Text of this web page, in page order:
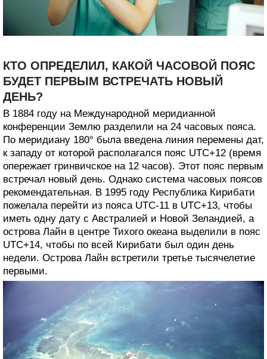
КТО ОПРЕДЕЛИЛ, КАКОЙ ЧАСОВОЙ ПОЯС
БУДЕТ ПЕРВЫМ ВСТРЕЧАТЬ НОВЫЙ
ДЕНЬ?
В 1884 году на Международной меридианной
конференции Землю разделили на 24 часовых пояса.
По меридиану 180° была введена линия перемены дат,
к западу от которой располагался пояс UTC+12 (время
опережает гринвичское на 12 часов). Этот пояс первым
встречал новый день. Однако система часовых поясов
рекомендательная. В 1995 году Республика Кирибати
пожелала перейти из пояса UTC-11 в UTC+13, чтобы
иметь одну дату с Австралией и Новой Зеландией, а
острова Лайн в центре Тихого океана выделили в пояс
UTC+14, чтобы по всей Кирибати был один день
недели. Острова Лайн встретили третье тысячелетие
первыми.